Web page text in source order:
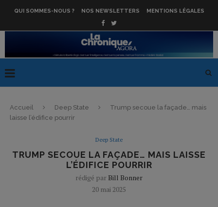
QUI SOMMES-NOUS ? NOS NEWSLETTERS MENTIONS LÉGALES
Accueil Deep State
Trump secoue la façade… mais
laisse l’édifice pourrir
Deep State
TRUMP SECOUE LA FAÇADE… MAIS LAISSE
L’ÉDIFICE POURRIR
rédigé par Bill Bonner
20 mai 2025